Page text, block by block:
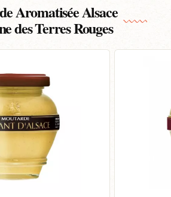
Aromatisée Alsace
des Terres Rouges